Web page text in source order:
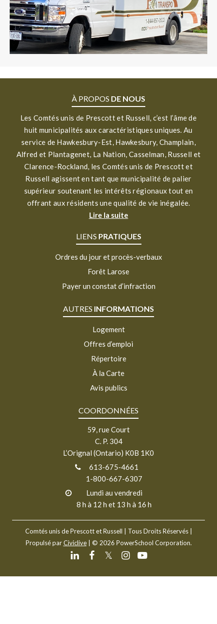
À PROPOS DE NOUS
Les Comtés unis de Prescott et Russell, c’est l’âme de
huit municipalités aux caractéristiques uniques. Au
service de Hawkesbury-Est, Hawkesbury, Champlain,
Alfred et Plantagenet, La Nation, Casselman, Russell et
Clarence-Rockland, les Comtés unis de Prescott et
Russell agissent en tant que municipalité de palier
supérieur soutenant les intérêts régionaux tout en
offrant aux résidents une qualité de vie inégalée.
Lire la suite
LIENS PRATIQUES
Ordres du jour et procès-verbaux
Forêt Larose
Payer un constat d’infraction
AUTRES INFORMATIONS
Logement
Offres d’emploi
Répertoire
À la Carte
Avis publics
COORDONNÉES
59, rue Court
C. P. 304
L’Orignal (Ontario) K0B 1K0
613-675-4661
1-800-667-6307
Lundi au vendredi
8 h à 12 h et 13 h à 16 h
Comtés unis de Prescott et Russell
| Tous Droits Réservés |
Propulsé parCiviclive| © 2026 PowerSchool Corporation.
𝕏